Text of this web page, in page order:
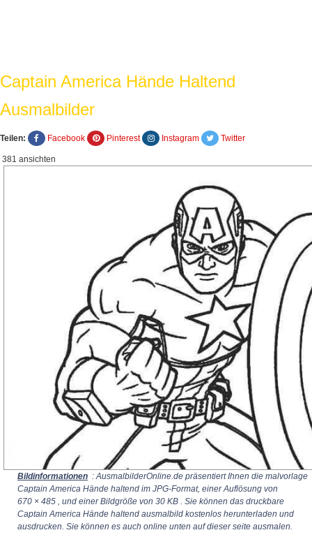
Captain America Hände Haltend
Ausmalbilder
Teilen: Facebook Pinterest Instagram Twitter
381 ansichten
Bildinformationen : AusmalbilderOnline.de präsentiert Ihnen die malvorlage
Captain America Hände haltend im JPG-Format, einer Auflösung von
670 × 485 , und einer Bildgröße von 30 KB . Sie können das druckbare
Captain America Hände haltend ausmalbild kostenlos herunterladen und
ausdrucken. Sie können es auch online unten auf dieser seite ausmalen.